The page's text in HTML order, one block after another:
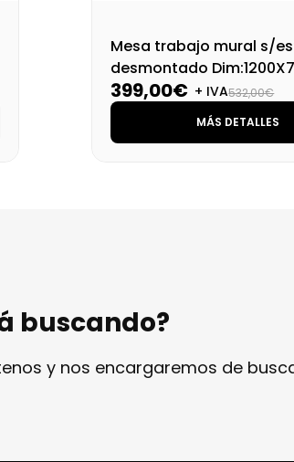
Mesa trabajo mural s/
desmontado
399,00€ + IVA532,00€
MÁS DETALLES
buscando?
y nos encargaremos de